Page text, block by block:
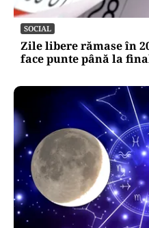
SOCIAL
Zile libere rămase în
face punte până la